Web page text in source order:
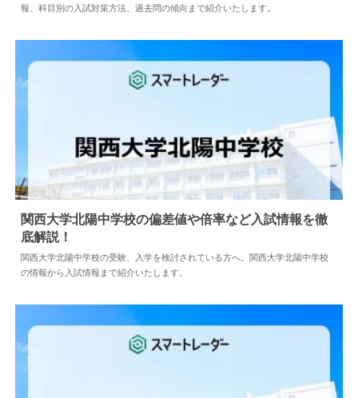
報、科目別の入試対策方法、過去問の傾向まで紹介いたします。
中学情報 2024.04.02
関西大学北陽中学校の偏差値や倍率など入試情報を徹
底解説！
関西大学北陽中学校の受験、入学を検討されている方へ。関西大学北陽中学校
の情報から入試情報まで紹介いたします。